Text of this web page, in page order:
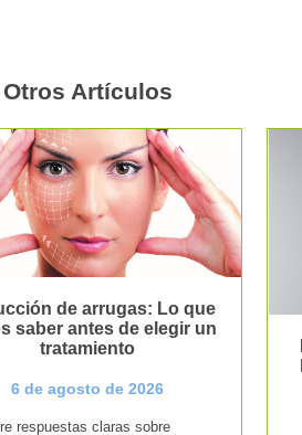
Otros Artículos
de arrugas: Lo que
saber antes de elegir un
tratamiento
6 de agosto de 2026
respuestas claras sobre